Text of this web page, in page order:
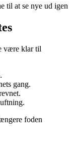
til at se nye ud igen
være klar til
gang.
foden